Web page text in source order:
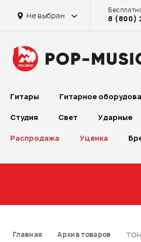
Не выбран 8 (800)
Гитары Гитарное
Студия Свет Ударные
Распродажа Уценка
Главная Архив товаров